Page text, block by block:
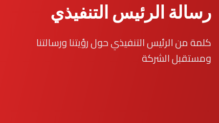
رسالة الرئيس التنفيذي
كلمة من الرئيس التنفيذي حول رؤيتنا ورسالتنا
ومستقبل الشركة